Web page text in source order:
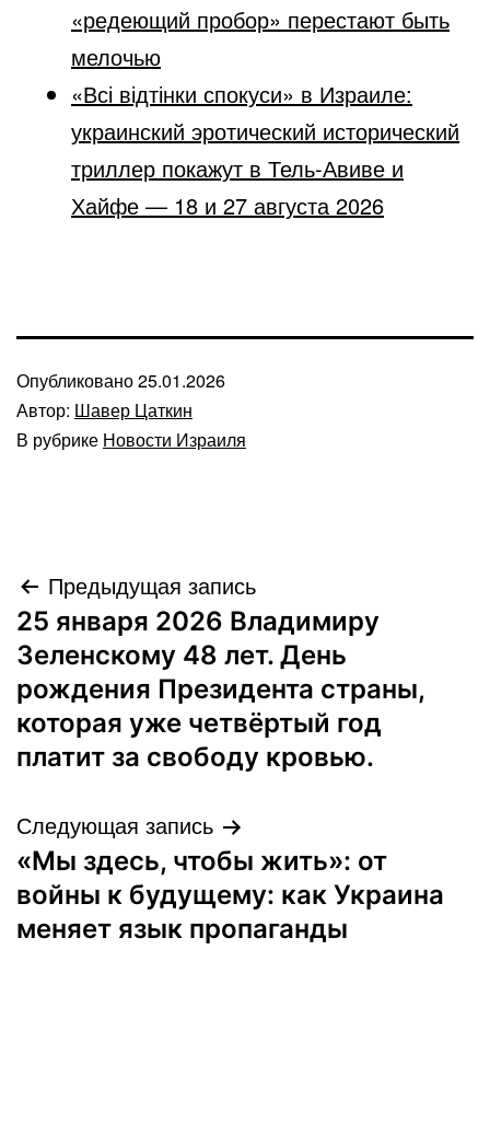
«редеющий пробор» перестают быть
мелочью
«Всі відтінки спокуси» в Израиле:
украинский эротический исторический
триллер покажут в Тель-Авиве и
Хайфе — 18 и 27 августа 2026
Опубликовано25.01.2026
Автор: Шавер Цаткин
В рубрике Новости Израиля
Навигация
по
записям
Предыдущая запись
25 января 2026 Владимиру
Зеленскому 48 лет. День
рождения Президента страны,
которая уже четвёртый год
платит за свободу кровью.
Следующая запись
«Мы здесь, чтобы жить»: от
войны к будущему: как Украина
меняет язык пропаганды